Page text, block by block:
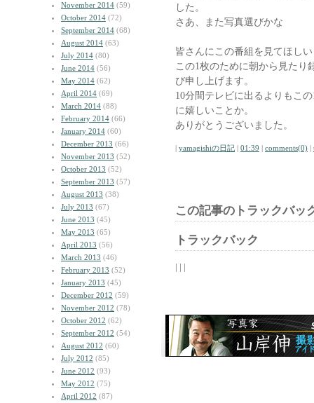
November 2014 (59)
October 2014 (72)
September 2014 (68)
August 2014 (63)
July 2014 (80)
June 2014 (56)
May 2014 (62)
April 2014 (69)
March 2014 (88)
February 2014 (66)
January 2014 (60)
December 2013 (66)
November 2013 (52)
October 2013 (52)
September 2013 (57)
August 2013 (38)
July 2013 (67)
June 2013 (45)
May 2013 (65)
April 2013 (56)
March 2013 (46)
February 2013 (52)
January 2013 (45)
December 2012 (59)
November 2012 (78)
October 2012 (62)
September 2012 (54)
August 2012 (60)
July 2012 (85)
June 2012 (93)
May 2012 (75)
April 2012 (87)
した。
さあ、また写真選びかな
皆さんにこの番組を見てほし
この1枚のために朝から見たり
び申し上げます。
10分間テレビに出るよりもこ
に嬉しいことか。
ありがとうございました。
| yamagishiの日記 | 01:39 | comments(0) |
この記事のトラックバッ
トラックバック
| | |